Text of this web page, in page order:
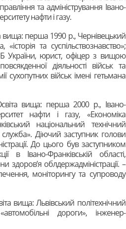
та адміністрування Івано-
нафти і газу.
вища: перша 1990 р., Чернівецький
та суспільствознавство»;
України, юрист, офіцер з вищою
діяльності військ та
сухопутних військ імені гетьмана
вища: перша 2000 р., Івано-
нафти і газу, «Економіка
національний технічний
служба». Діючий заступник голови
До цього був заступником
в Івано-Франківській області,
здоров’я облдержадміністрації. –
моніторингу та супроводу
вища: Львівський політехнічний
дороги», інженер-